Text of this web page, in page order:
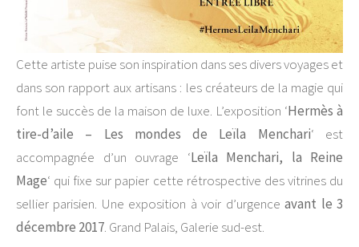
Cette artiste puise son inspiration dans ses divers voyages et
dans son rapport aux artisans : les créateurs de la magie qui
font le succès de la maison de luxe. L’exposition ‘Hermès à
tire-d’aile – Les mondes de Leïla Menchari‘ est
accompagnée d’un ouvrage ‘Leïla Menchari, la Reine
Mage‘ qui fixe sur papier cette rétrospective des vitrines du
sellier parisien. Une exposition à voir d’urgenceavant le 3
décembre 2017. Grand Palais, Galerie sud-est.